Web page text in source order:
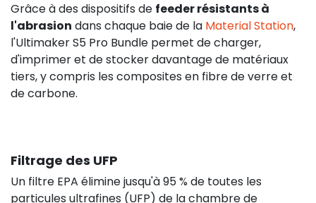
Grâce à des dispositifs de feeder résistants à
l'abrasion dans chaque baie de la Material Station,
l'Ultimaker S5 Pro Bundle permet de charger,
d'imprimer et de stocker davantage de matériaux
tiers, y compris les composites en fibre de verre et
de carbone.
Filtrage des UFP
Un filtre EPA élimine jusqu'à 95 % de toutes les
particules ultrafines (UFP) de la chambre de